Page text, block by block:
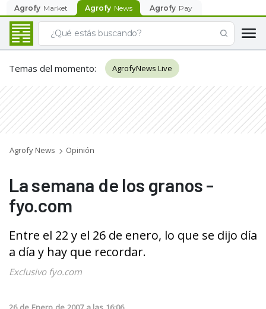
Agrofy Market Agrofy News Agrofy Pay
Temas del momento: AgrofyNews Live
Agrofy News Opinión
La semana de los granos -
fyo.com
Entre el 22 y el 26 de enero, lo que se dijo día
a día y hay que recordar.
Exclusivo fyo.com